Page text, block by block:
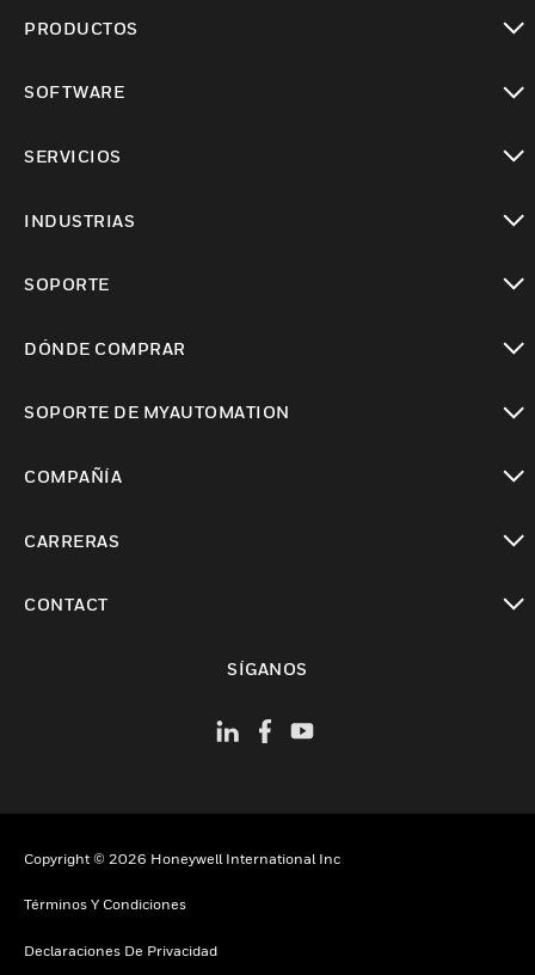
PRODUCTOS
SOFTWARE
SERVICIOS
INDUSTRIAS
SOPORTE
DÓNDE COMPRAR
SOPORTE DE MYAUTOMATION
COMPAÑÍA
CARRERAS
CONTACT
SÍGANOS
Copyright © 2026 Honeywell International Inc
Términos Y Condiciones
Declaraciones De Privacidad